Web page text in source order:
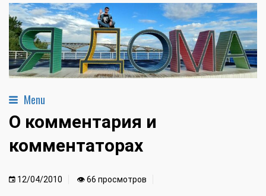
Menu
О комментария и
комментаторах
12/04/2010 👁 66 просмотров